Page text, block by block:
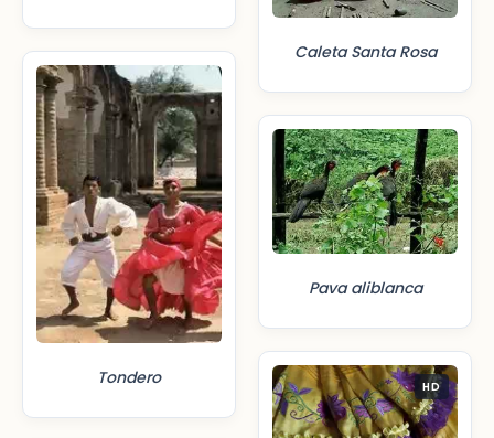
Tondero
Caleta Santa Rosa
Pava aliblanca
HD